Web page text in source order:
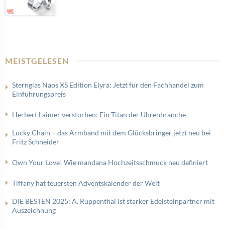
MEISTGELESEN
Sternglas Naos XS Edition Elyra: Jetzt für den Fachhandel zum
Einführungspreis
Herbert Laimer verstorben: Ein Titan der Uhrenbranche
Lucky Chain – das Armband mit dem Glücksbringer jetzt neu bei
Fritz Schneider
Own Your Love! Wie mandana Hochzeitsschmuck neu definiert
Tiffany hat teuersten Adventskalender der Welt
DIE BESTEN 2025: A. Ruppenthal ist starker Edelsteinpartner mit
Auszeichnung